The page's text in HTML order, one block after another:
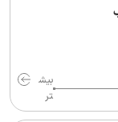
سپاهان؛ رشد ۲۵ درصدی یا کاهش چشم‌گیر
بیش
تر